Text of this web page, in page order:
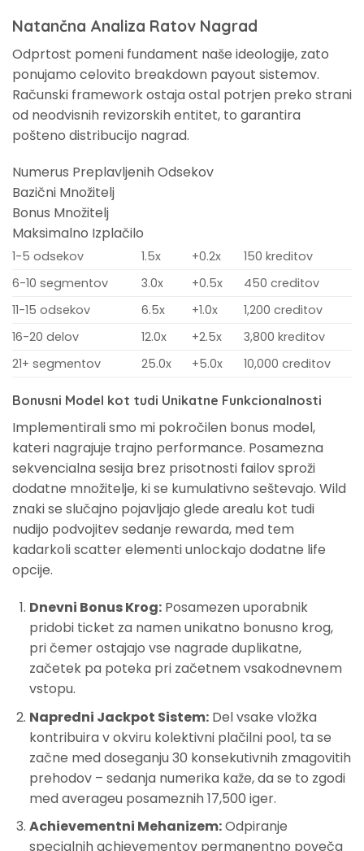
Natančna Analiza Ratov Nagrad
Odprtost pomeni fundament naše ideologije, zato
ponujamo celovito breakdown payout sistemov.
Računski framework ostaja ostal potrjen preko strani
od neodvisnih revizorskih entitet, to garantira
pošteno distribucijo nagrad.
Numerus Preplavljenih Odsekov
Bazični Množitelj
Bonus Množitelj
Maksimalno Izplačilo
1-5 odsekov 1.5x +0.2x
150 kreditov
6-10 segmentov
3.0x +0.5x
450 creditov
11-15 odsekov
6.5x +1.0x
1,200 creditov
16-20 delov
12.0x +2.5x
3,800 kreditov
21+ segmentov
25.0x +5.0x 10,000 creditov
Bonusni Model kot tudi Unikatne Funkcionalnosti
Implementirali smo mi pokročilen bonus model,
kateri nagrajuje trajno performance. Posamezna
sekvencialna sesija brez prisotnosti failov sproži
dodatne množitelje, ki se kumulativno seštevajo. Wild
znaki se slučajno pojavljajo glede arealu kot tudi
nudijo podvojitev sedanje rewarda, med tem
kadarkoli scatter elementi unlockajo dodatne life
opcije.
Dnevni Bonus Krog:Posamezen uporabnik
pridobi ticket za namen unikatno bonusno krog,
pri čemer ostajajo vse nagrade duplikatne,
začetek pa poteka pri začetnem vsakodnevnem
vstopu.
Napredni Jackpot Sistem:Del vsake vložka
kontribuira v okviru kolektivni plačilni pool, ta se
začne med doseganju 30 konsekutivnih zmagovitih
prehodov – sedanja numerika kaže, da se to zgodi
med averageu posameznih 17,500 iger.
Achievementni Mehanizem:Odpiranje
specialnih achievementov permanentno poveča